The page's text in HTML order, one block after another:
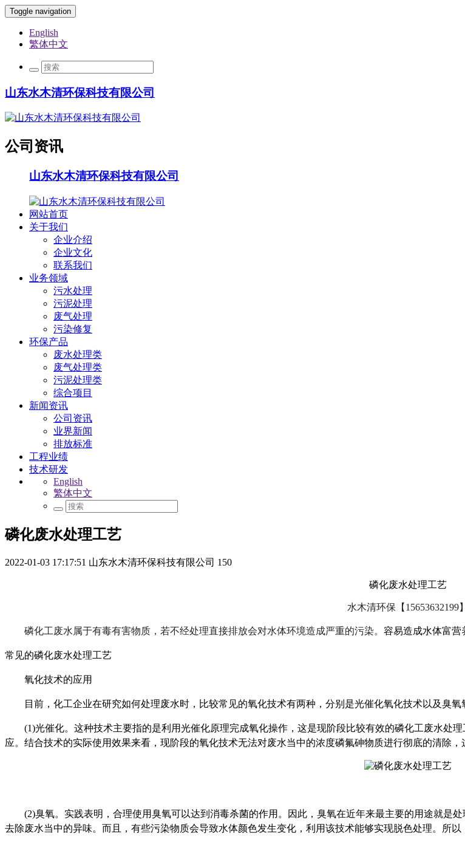
Toggle navigation
English
繁体中文
山东水木清环保科技有限公司
公司资讯
山东水木清环保科技有限公司
网站首页
关于我们
企业介绍
企业文化
联系我们
业务领域
污水处理
污泥处理
废气处理
污染修复
环保产品
废水处理类
废气处理类
污泥处理类
综合项目
新闻资讯
公司资讯
业界新闻
排放标准
工程业绩
技术研发
English
繁体中文
磷化废水处理工艺
2022-01-03 17:17:51 山东水木清环保科技有限公司 150
磷化废水处理工艺
水木清环保【15653632199】
磷化工废水属于有毒有害物质，若不经处理直接排放会对水体环境造成严重的污染。 容易造成水体富营
常见的磷化废水处理工艺
氧化技术的应用
目前，化工企业在研究如何处理废水时，比较常见的氧化技术有两种，分别是光催化氧化技术以及臭氧
(1)光催化。这种技术主要指的是利用光催化原理完成氧化操作，这是现阶段比较有效的磷化工废水处
应。结合技术的实际使用效果来看，现阶段的氧化技术无法对废水当中的浓度磷氟砷物质进行彻底的清除，
(2)臭氧。实践表明，合理使用臭氧可以达到消毒杀菌的作用。因此，臭氧在近年来最主要的用途就是
去除废水当中的异味。而且，有些污染物质会导致水体颜色发生变化，利用该技术能够实现脱色处理。所以